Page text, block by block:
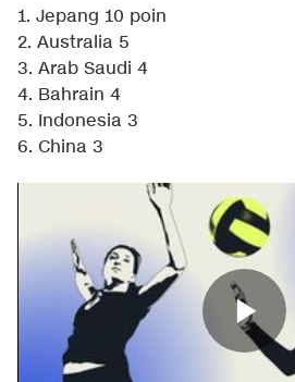
1. Jepang 10 poin
2. Australia 5
3. Arab Saudi 4
4. Bahrain 4
5. Indonesia 3
6. China 3